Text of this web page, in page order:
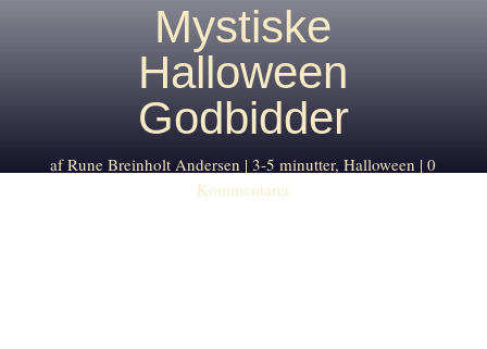
Mystiske
Halloween
Godbidder
afRune Breinholt Andersen 3-5 minutter,Halloween
0
Kommentarer